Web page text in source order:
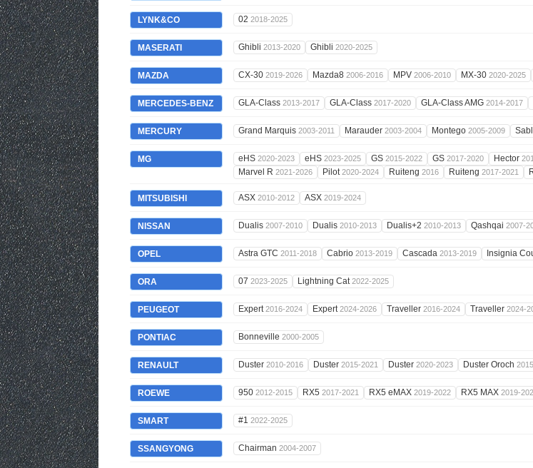
LYNK&CO 02 2018-2025
MASERATI Ghibli 2013-2020 Ghibli 2020-2025
MAZDA CX-30 2019-2026 Mazda8 2006-2016 MPV 2006-2010 MX-30 2020-2025
MERCEDES-BENZ GLA-Class 2013-2017 GLA-Class 2017-2020 GLA-Class AMG 2014-2017
MERCURY Grand Marquis 2003-2011 Marauder 2003-2004 Montego 2005-2009
MG eHS 2020-2023 eHS 2023-2025 GS 2015-2022 GS 2017-2020 Hector
Marvel R 2021-2026 Pilot2020-2024 Ruiteng 2016 Ruiteng 2017-2021
MITSUBISHI ASX 2010-2012 ASX 2019-2024
NISSAN Dualis 2007-2010 Dualis 2010-2013 Dualis+2 2010-2013 Qashqai 2007-
OPEL Astra GTC 2011-2018 Cabrio 2013-2019 Cascada 2013-2019 Insignia
ORA 07 2023-2025 Lightning Cat2022-2025
PEUGEOT Expert2016-2024 Expert2024-2026 Traveller 2016-2024 Traveller 2024-
PONTIAC Bonneville 2000-2005
RENAULT Duster 2010-2016 Duster 2015-2021 Duster 2020-2023 Duster Oroch
ROEWE 950 2012-2015 RX5 2017-2021 RX5 eMAX 2019-2022 RX5 MAX 2019-
SMART #1 2022-2025
SSANGYONG Chairman 2004-2007